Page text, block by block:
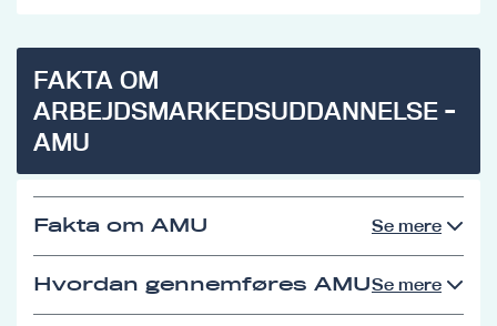
FAKTA OM
ARBEJDSMARKEDSUDDANNELSE -
AMU
Fakta om AMU Se mere
Hvordan gennemføres AMUSe mere